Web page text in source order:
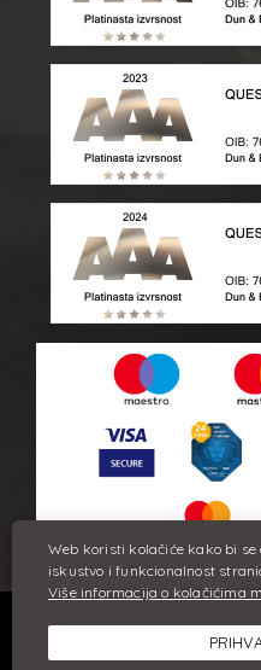
Sve cijene iskazane su u
što bolji i točniji opis i
garantirati da su svi
Web koristi kolačiće kako bi
iskustvo i funkcionalnost
Više informacija o kolačićima